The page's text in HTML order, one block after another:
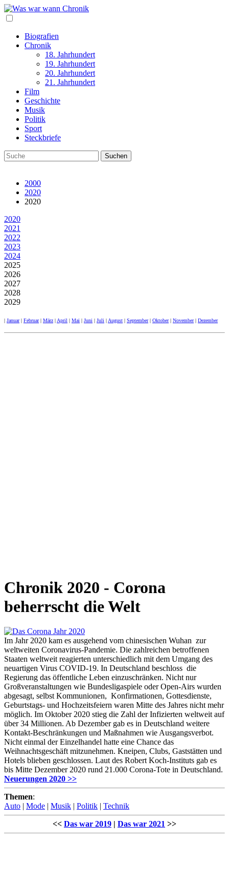
Biografien
Chronik
18. Jahrhundert
19. Jahrhundert
20. Jahrhundert
21. Jahrhundert
Film
Geschichte
Musik
Politik
Sport
Steckbriefe
2000
2020
2020
2020
2021
2022
2023
2024
2025
2026
2027
2028
2029
| Januar| Februar| März | April | Mai | Juni | Juli | August | September| Oktober| November| Dezember
Chronik 2020 - Corona
beherrscht die Welt
Im Jahr 2020 kam es ausgehend vom chinesischen Wuhan zur
weltweiten Coronavirus-Pandemie. Die zahlreichen betroffenen
Staaten weltweit reagierten unterschiedlich mit dem Umgang des
neuartigen Virus COVID-19. In Deutschland beschloss die
Regierung das öffentliche Leben einzuschränken. Nicht nur
Großveranstaltungen wie Bundesligaspiele oder Open-Airs wurden
abgesagt, selbst Kommunionen, Konfirmationen, Gottesdienste,
Geburtstags- und Hochzeitsfeiern waren Mitte des Jahres nicht mehr
möglich. Im Oktober 2020 stieg die Zahl der Infizierten weltweit auf
über 34 Millionen. Ab Dezember gab es in Deutschland weitere
Kontakt-Beschränkungen und Maßnahmen wie Ausgangsverbot.
Nicht einmal der Einzelhandel hatte eine Chance das
Weihnachtsgeschäft mitzunehmen. Kneipen, Clubs, Gaststätten und
Hotels blieben geschlossen. Laut des Robert Koch-Instituts gab es
bis Mitte Dezember 2020 rund 21.000 Corona-Tote in Deutschland.
Neuerungen 2020 >>
Themen:
Auto | Mode | Musik | Politik | Technik
<< Das war 2019 | Das war 2021 >>